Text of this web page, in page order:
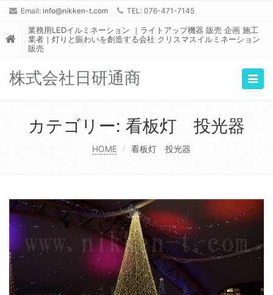
Email: info@nikken-t.com TEL: 076-471-7145
業務用LEDイルミネーション ｜ライトアップ機器 販売 企画 施工
業者｜灯りと賑わいを創造する会社 クリスマスイルミネーション
販売
株式会社日研通商
カテゴリー: 看板灯 投光器
HOME 看板灯 投光器